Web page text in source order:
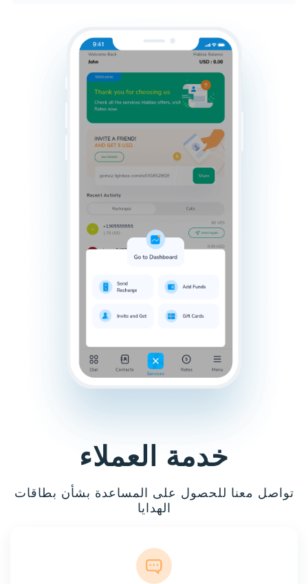
خدمة العملاء
تواصل معنا للحصول على المساعدة بشأن بطاقات
الهدايا